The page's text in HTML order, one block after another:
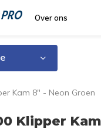
Over ons
Kam 8" - Neon Groen
Klipper